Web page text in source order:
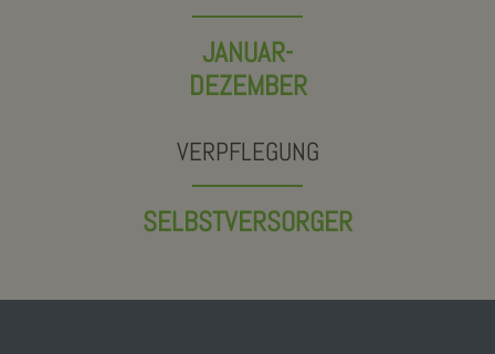
JANUAR-
DEZEMBER
VERPFLEGUNG
SELBSTVERSORGER